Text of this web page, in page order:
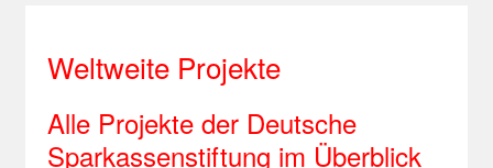
Weltweite Projekte
Alle Projekte der Deutsche
Sparkassenstiftung im Überblick